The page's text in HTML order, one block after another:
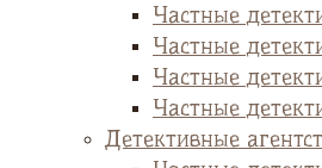
Частные
Частные
Частные
Частные
Детективные